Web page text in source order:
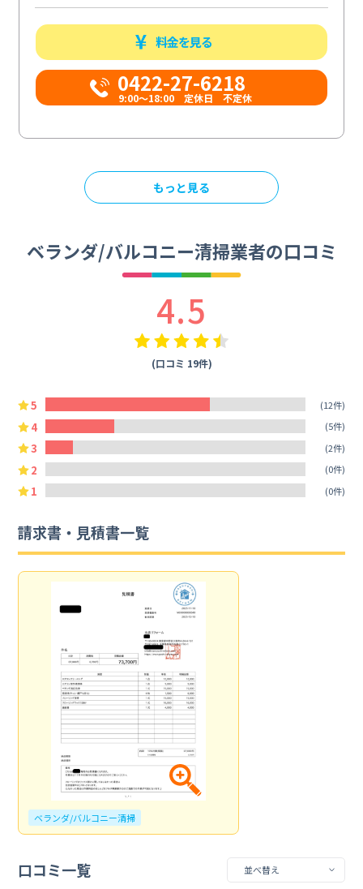
料金を見る
0422-27-6218
9:00～18:00 定休日 不定休
もっと見る
ベランダ/バルコニー清掃業者の口コミ
4.5
(口コミ 19件)
5 (12件)
4 (5件)
3 (2件)
2 (0件)
1 (0件)
請求書・見積書一覧
ベランダ/バルコニー清掃
口コミ一覧